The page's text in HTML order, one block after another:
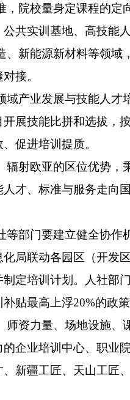
，院校量身定课程的定
共实训基地、高技能
、新能源新材料等领域
接。
域产业发展与技能人才
展技能比拼和选拔，
促进培训提质。
辐射欧亚的区位优势，
才、标准与服务走向
等部门要建立健全协作
化局联动各园区（开发
制定培训计划。
人社部
贴最高上浮20%的政策
师资力量、场地设施、
企业培训中心、职业
新疆工匠、天山工匠